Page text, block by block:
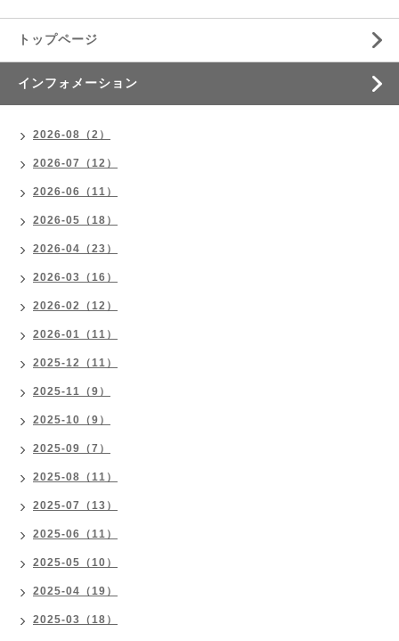
トップページ
インフォメーション
2026-08（2）
2026-07（12）
2026-06（11）
2026-05（18）
2026-04（23）
2026-03（16）
2026-02（12）
2026-01（11）
2025-12（11）
2025-11（9）
2025-10（9）
2025-09（7）
2025-08（11）
2025-07（13）
2025-06（11）
2025-05（10）
2025-04（19）
2025-03（18）